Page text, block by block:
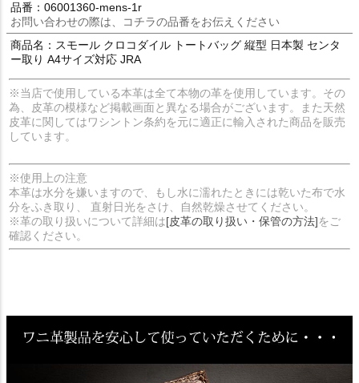
品番：06001360-mens-1r
お問い合わせの際は、コチラの品番をお伝えください
商品名：スモール クロコダイル トートバッグ 縦型 日本製 センタ
ー取り A4サイズ対応 JRA
※当店で使用している本革は全て本物の革を使用しています。その
為、皮革の模様など掲載画面と異なる場合がございます。また天然
皮革に関してはワシントン条約を元に適正に輸入された商品を販売
しています。
※使用上の注意
本革は水分を嫌いますので、もし水に濡れたときには乾いた布で水
分をふき取り、 直射日光をさけ、自然乾燥させてください。
※革の取り扱いについて詳細は[皮革の取り扱い・保管の方法]をご
確認ください。